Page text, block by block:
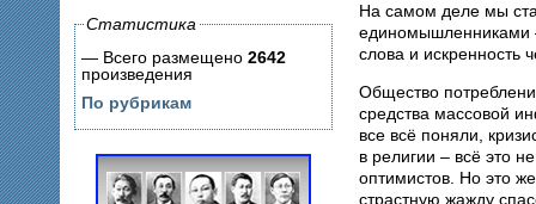
Статистика
— Всего размещено 2642
произведения
По рубрикам
На самом деле мы
единомышленниками
слова и искренность
Общество
средства массовой
все всё поняли,
в религии – всё это
оптимистов. Но это
страстную жажду